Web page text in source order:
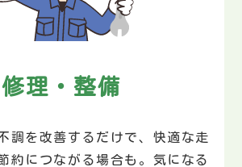
修理・整備
調を改善するだけで、快適な走
約につながる場合も。気になる